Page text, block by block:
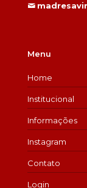
Menu
Home
Institucional
Informações
Instagram
Contato
Login